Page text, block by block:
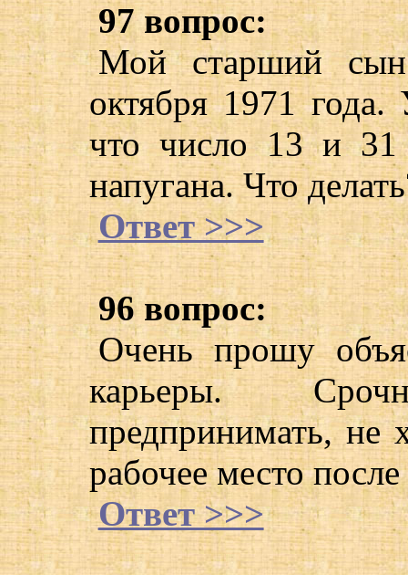
97 вопрос:
Мой старший сын
октября 1971
что число 13 и
напугана. Что
Ответ >>>
96 вопрос:
Очень прошу
карьеры.
предпринимать, не
рабочее место после
Ответ >>>